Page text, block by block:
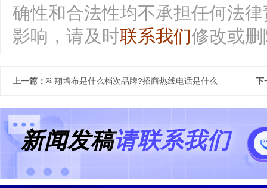
确性和合法性均不承担任何法
影响，请及时联系我们修改或
上一篇： 科翔墙布是什么档次品牌?招商热线电话是什么 下
新闻发稿请联系我们